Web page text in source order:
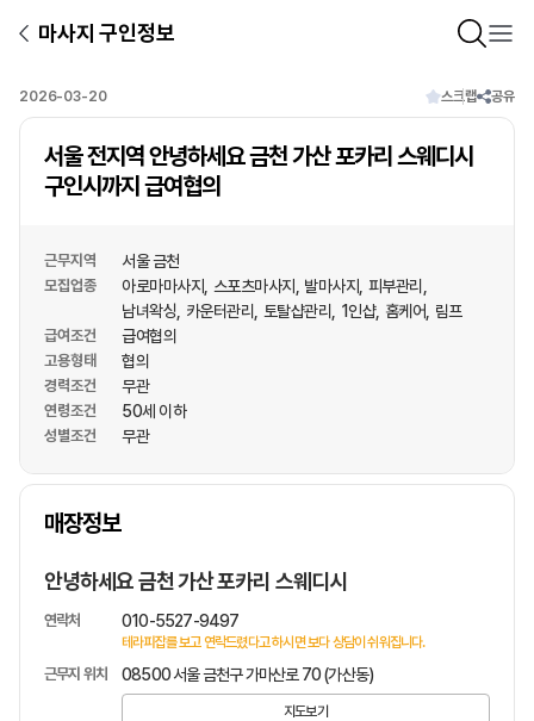
마사지 구인정보
2026-03-20 스크랩 공유
서울 전지역 안녕하세요 금천 가산 포카리 스웨디시
구인시까지 급여협의
근무지역 서울 금천
모집업종 아로마마사지 스포츠마사지 발마사지
피부관리
남녀왁싱 카운터관리 토탈샵관리 1인샵 홈케어 림프
급여조건 급여협의
고용형태 협의
경력조건 무관
연령조건 50세 이하
성별조건 무관
매장정보
상호명
안녕하세요 금천 가산 포카리 스웨디시
연락처 010-5527-9497
테라피잡를 보고 연락드렸다고 하시면 보다 상담이 쉬워집니다.
근무지 위치 08500 서울 금천구 가마산로 70 (가산동)
지도보기